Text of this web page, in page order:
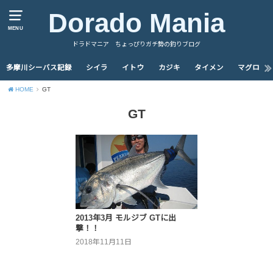
MENU Dorado Mania
ドラドマニア ちょっぴりガチ勢の釣りブログ
多摩川シーバス記録 シイラ イトウ カジキ タイメン マグロ
HOME GT
GT
2013年3月 モルジブ GTに出
撃！！
2018年11月11日